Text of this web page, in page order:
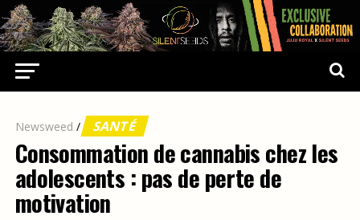
Newsweed / SANTÉ
Consommation de cannabis chez les
adolescents : pas de perte de
motivation